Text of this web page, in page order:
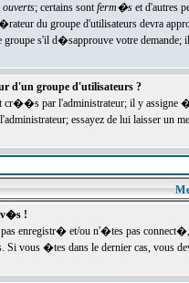
ouverts; certains sontferm�set d'autres
du groupe d'utilisateurs devra
s'il d�sapprouve votre demande;
d'un groupe d'utilisateurs ?
cr��s par l'administrateur; il y
essayez de lui laisser un
!
enregistr� et/ou n'�tes pas
vous �tes dans le dernier cas, vous